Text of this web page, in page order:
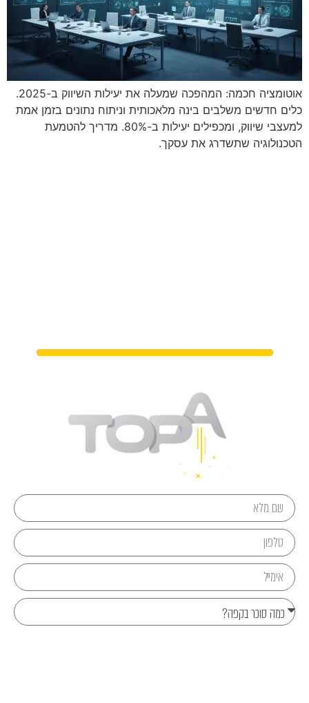
אוטומציה חכמה: המהפכה שמעלה את יעילות השיווק ב-2025.
כלים חדשים משלבים בינה מלאכותית וניתוח נתונים בזמן אמת
למעצבי שיווק, ומכפילים יעילות ב-80%. מדריך להטמעת
הטכנולוגיה שתשדרג את עסקך.